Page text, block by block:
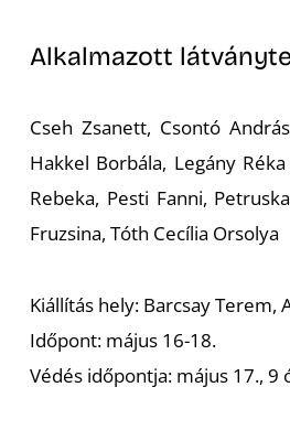
Alkalmazott
Cseh Zsanett, Csontó
Hakkel Borbála, Legány
Rebeka, Pesti Fanni,
Fruzsina, Tóth Cecília Orsolya
Kiállítás hely: Barcsay Terem,
Időpont: május 16-18.
Védés időpontja: május 17., 9